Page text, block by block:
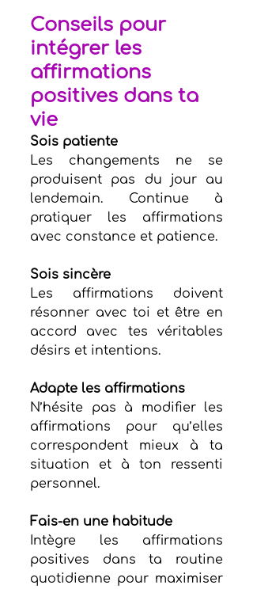
Conseils pour
intégrer les
affirmations
positives dans ta
vie
Sois patiente
Les changements ne se
produisent pas du jour au
lendemain. Continue à
pratiquer les affirmations
avec constance et patience.
Sois sincère
Les affirmations doivent
résonner avec toi et être en
accord avec tes véritables
désirs et intentions.
Adapte les affirmations
N’hésite pas à modifier les
affirmations pour qu’elles
correspondent mieux à ta
situation et à ton ressenti
personnel.
Fais-en une habitude
Intègre les affirmations
positives dans ta routine
quotidienne pour maximiser